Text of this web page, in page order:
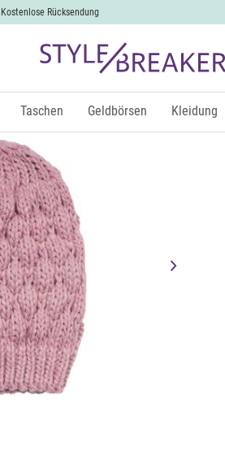
Kostenlose Rücksendung
Taschen Geldbörsen Kleidung